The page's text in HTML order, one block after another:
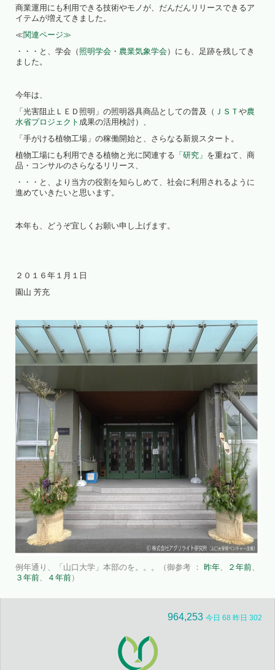
商業運用にも利用できる技術やモノが、だんだんリリースできるア
イテムが増えてきました。
≪関連ページ≫
・・・と、学会（ 照明学会 ・ 農業気象学会）にも、足跡を残してき
ました。
今年は、
「光害阻止ＬＥＤ照明」の照明器具商品としての普及（ ＪＳＴ や農
水省プロジェクト 成果の活用検討）、
「手がける植物工場」の稼働開始と、さらなる新規スタート。
植物工場にも利用できる植物と光に関連する 「研究」 を重ねて、商
品・コンサルのさらなるリリース、
・・・と、より当方の役割を知らしめて、社会に利用されるように
進めていきたいと思います。
本年も、どうぞ宜しくお願い申し上げます。
２０１６年１月１日
園山 芳充
例年通り、「山口大学」本部のを。。。（御参考 ： 昨年、 ２年前、
３年前、 ４年前）
964,253 今日 68 昨日 302